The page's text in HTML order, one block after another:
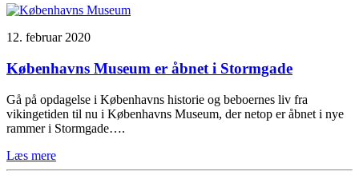
12. februar 2020
Københavns Museum er åbnet i Stormgade
Gå på opdagelse i Københavns historie og beboernes liv fra
vikingetiden til nu i Københavns Museum, der netop er åbnet i nye
rammer i Stormgade….
Læs mere